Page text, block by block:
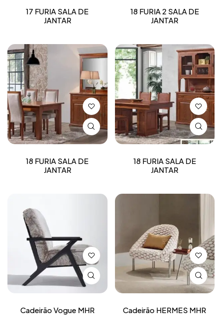
17 FURIA SALA DE
JANTAR
18 FURIA 2 SALA DE
JANTAR
18 FURIA SALA DE
JANTAR
18 FURIA SALA DE
JANTAR
Cadeirão Vogue MHR Cadeirão HERMES MHR